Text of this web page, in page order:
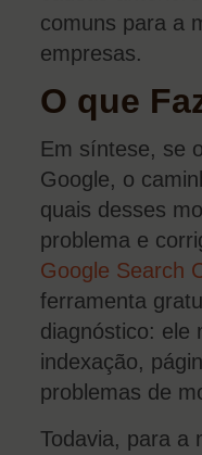
comuns para a
empresas.
O que
Em síntese, se
Google, o
quais desses
problema e
Google Search
ferramenta
diagnóstico: ele
indexação,
problemas de
Todavia, para a